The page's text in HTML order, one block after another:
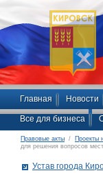
Главная Новости
Все для бизнеса
Правовые акты / Проекты
для решения вопросов
Устав города